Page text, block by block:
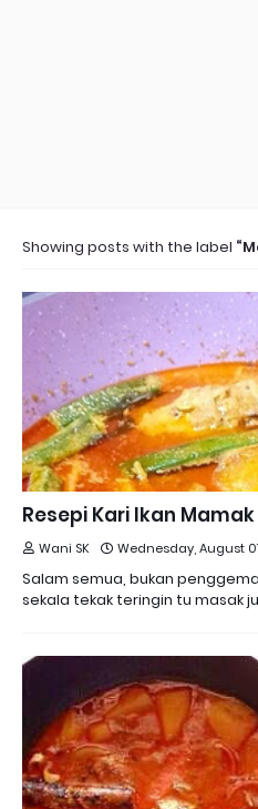
Showing posts with the label
Resepi Kari Ikan
Wani SK Wednesday, August
Salam semua, bukan
sekala tekak teringin tu masak